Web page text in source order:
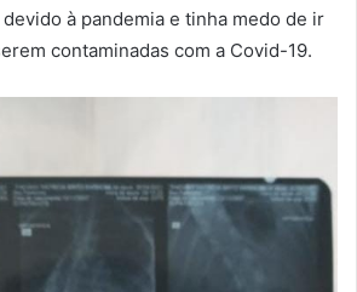
à pandemia e tinha medo de ir
contaminadas com a Covid-19.